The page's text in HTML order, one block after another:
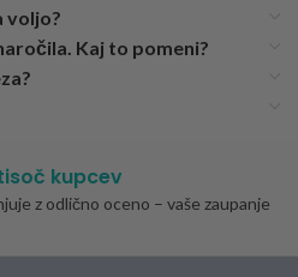
voljo?
Kaj to pomeni?
kupcev
z odlično oceno – vaše zaupanje